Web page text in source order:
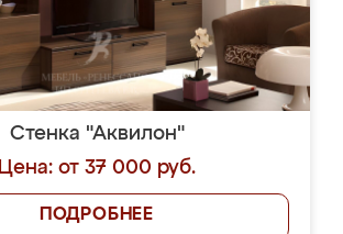
Стенка "Аквилон"
Цена: от 37 000 руб.
ПОДРОБНЕЕ